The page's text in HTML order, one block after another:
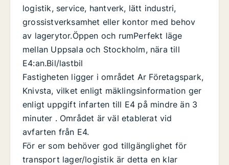
logistik, service, hantverk, lätt industri,
grossistverksamhet eller kontor med behov
av lagerytor.Öppen och rumPerfekt läge
mellan Uppsala och Stockholm, nära till
E4:an.Bil/lastbil
Fastigheten ligger i området Ar Företagspark,
Knivsta, vilket enligt mäklingsinformation ger
enligt uppgift infarten till E4 på mindre än 3
minuter . Området är väl etablerat vid
avfarten från E4.
För er som behöver god tillgänglighet för
transport lager/logistik är detta en klar